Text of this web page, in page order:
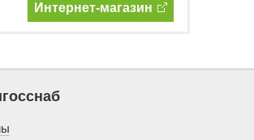
Интернет-магазин